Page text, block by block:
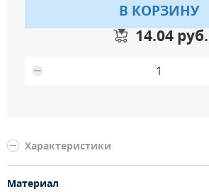
В КОРЗИНУ
14.04 руб.
Характеристики
Материал